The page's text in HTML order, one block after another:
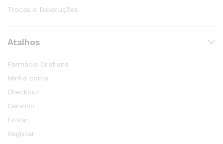
Trocas e Devoluções
Atalhos
Farmácia Cristiana
Minha conta
Checkout
Carrinho
Entrar
Registar